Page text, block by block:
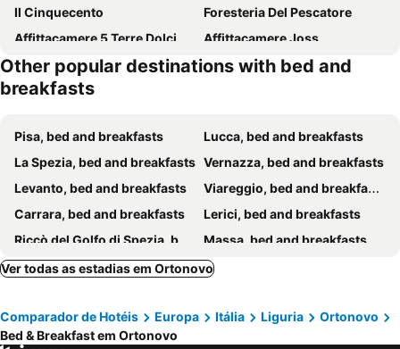
Il Cinquecento
Foresteria Del Pescatore
Affittacamere 5 Terre Dolci Sogni
Affittacamere Joss
Timeline camere in La Spezia
Atmosfere Guest House - 5 Terre e La Spezia
The Railway 74
Jolly Roger Affittacamere
L'Approdo Dell'Ammiraglio
Residenza Viani Guest House
Monteverdi Resort
Glam Resort Giulia
Levante Blu
Affittacamere Altamarea
Congregazione Suore Figlie Di San Francesco Di Sales
Le Tre Spezie
Appunti di Viaggio
Cà Thomas
B&B Nannalia
Residence Stella
Locanda da Marì
Other popular destinations with bed and
breakfasts
Pisa, bed and breakfasts
Lucca, bed and breakfasts
La Spezia, bed and breakfasts Vernazza, bed and breakfasts
Levanto, bed and breakfasts
Viareggio, bed and breakfasts
Carrara, bed and breakfasts
Lerici, bed and breakfasts
Riccò del Golfo di Spezia, bed and breakfasts
Massa, bed and breakfasts
Sarzana, bed and breakfasts
Monterosso al Mare, bed and breakfasts
Pietrasanta, bed and breakfasts
Riomaggiore, bed and breakfasts
Manarola, bed and breakfasts Marina di Pisa, bed and breakfasts
Ver todas as estadias em Ortonovo
Comparador de Hotéis Europa Itália Liguria
Ortonovo
Bed & Breakfast em Ortonovo